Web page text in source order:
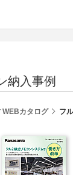
納入事例
WEBカタログ フ